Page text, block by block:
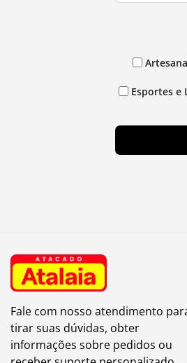
Esportes e
Fale com nosso atendimento
tirar suas dúvidas, obter
informações sobre pedidos ou